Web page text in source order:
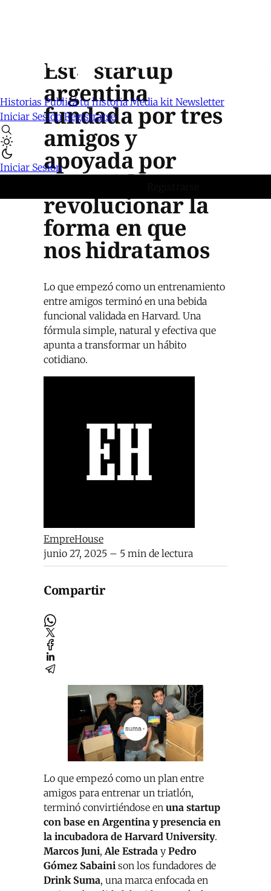
Historias Publicá tu historiaMedia kit Newsletter
Iniciar Sesión Registrarse
Iniciar Sesión
Esta startup
argentina
fundada por tres
amigos y
apoyada por
Harvard busca
revolucionar la
forma en que
nos hidratamos
Lo que empezó como un entrenamiento
entre amigos terminó en una bebida
funcional validada en Harvard. Una
fórmula simple, natural y efectiva que
apunta a transformar un hábito
cotidiano.
EmpreHouse
junio 27, 2025 – 5 min de lectura
Compartir
Lo que empezó como un plan entre
amigos para entrenar un triatlón,
terminó convirtiéndose en una startup
con base en Argentina y presencia en
la incubadora de Harvard University.
Marcos Juni,Ale Estrada y Pedro
Gómez Sabaini son los fundadores de
Drink Suma, una marca enfocada en